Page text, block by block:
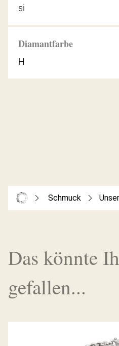
si
Diamantfarbe
H
Schmuck
Das könnte
gefallen...